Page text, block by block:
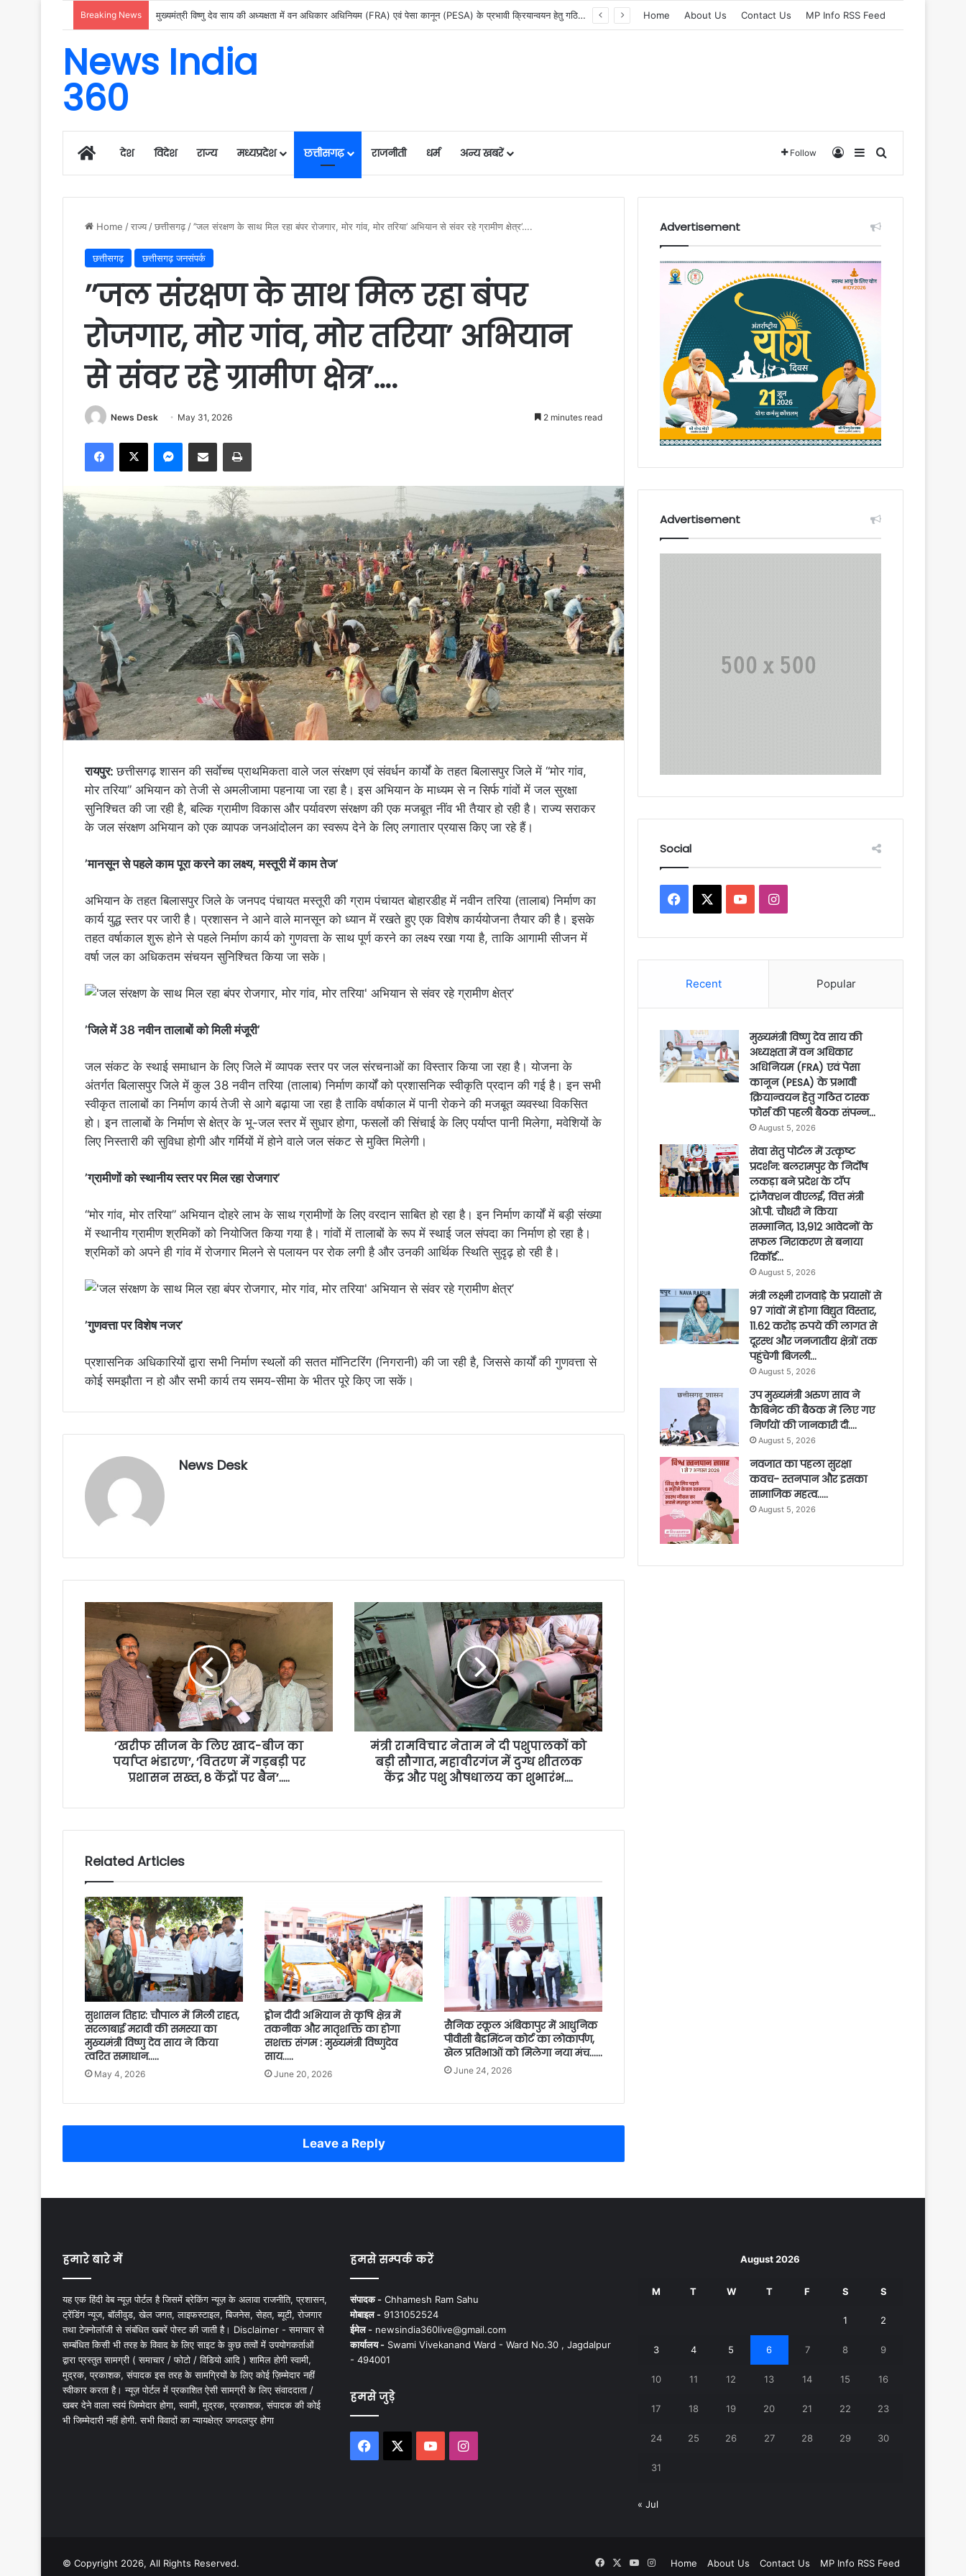
Breaking News सेवा सेतु पोर्टल में उत्कृष्ट प्रदर्शन: बलरामपुर के निर्दोष लकड़ा बने प्रदेश के टॉप ट्रांजैक्शन वीएलई, वित्त मंत्री ओ.पी. चौधरी ने किया सम्मानित, 13,912 आवेदनों के सफल निराकरण से बनाया रिकॉर्ड… Home About Us Contact Us MP Info RSS Feed
News India
360
Homeदेश विदेश राज्य मध्यप्रदेश छत्तीसगढ़ राजनीती धर्म अन्य खबरें Follow Log InSidebarSearch for
Home /राज्य /छत्तीसगढ़ /’’जल संरक्षण के साथ मिल रहा बंपर रोजगार, मोर गांव, मोर तरिया’ अभियान से संवर रहे ग्रामीण क्षेत्र’….
छत्तीसगढ़ छत्तीसगढ़ जनसंपर्क
’’जल संरक्षण के साथ मिल रहा बंपर
रोजगार, मोर गांव, मोर तरिया’ अभियान
से संवर रहे ग्रामीण क्षेत्र’….
News Desk May 31, 2026 2 minutes read
Facebook
X Messenger
Share via Email Print
रायपुर:छत्तीसगढ़ शासन की सर्वाेच्च प्राथमिकता वाले जल संरक्षण एवं संवर्धन कार्यों के तहत बिलासपुर जिले में “मोर गांव,
मोर तरिया” अभियान को तेजी से अमलीजामा पहनाया जा रहा है। इस अभियान के माध्यम से न सिर्फ गांवों में जल सुरक्षा
सुनिश्चित की जा रही है, बल्कि ग्रामीण विकास और पर्यावरण संरक्षण की एक मजबूत नींव भी तैयार हो रही है। राज्य सराकर
के जल संरक्षण अभियान को एक व्यापक जनआंदोलन का स्वरूप देने के लिए लगातार प्रयास किए जा रहे हैं।
’मानसून से पहले काम पूरा करने का लक्ष्य, मस्तूरी में काम तेज’
अभियान के तहत बिलासपुर जिले के जनपद पंचायत मस्तूरी की ग्राम पंचायत बोहारडीह में नवीन तरिया (तालाब) निर्माण का
कार्य युद्ध स्तर पर जारी है। प्रशासन ने आने वाले मानसून को ध्यान में रखते हुए एक विशेष कार्ययोजना तैयार की है। इसके
तहत वर्षाकाल शुरू होने से पहले निर्माण कार्य को गुणवत्ता के साथ पूर्ण करने का लक्ष्य रखा गया है, ताकि आगामी सीजन में
वर्षा जल का अधिकतम संचयन सुनिश्चित किया जा सके।
’जिले में 38 नवीन तालाबों को मिली मंजूरी’
जल संकट के स्थाई समाधान के लिए जिले में व्यापक स्तर पर जल संरचनाओं का विस्तार किया जा रहा है। योजना के
अंतर्गत बिलासपुर जिले में कुल 38 नवीन तरिया (तालाब) निर्माण कार्यों को प्रशासनिक स्वीकृति प्रदान की गई है। इन सभी
स्वीकृत तालाबों का निर्माण कार्य तेजी से आगे बढ़ाया जा रहा है ताकि वर्षाकाल में पानी रोकने की मजबूत व्यवस्था विकसित
हो। इन तालाबों के निर्माण से क्षेत्र के भू-जल स्तर में सुधार होगा, फसलों की सिंचाई के लिए पर्याप्त पानी मिलेगा, मवेशियों के
लिए निस्तारी की सुविधा होगी और गर्मियों में होने वाले जल संकट से मुक्ति मिलेगी।
’ग्रामीणों को स्थानीय स्तर पर मिल रहा रोजगार’
“मोर गांव, मोर तरिया” अभियान दोहरे लाभ के साथ ग्रामीणों के लिए वरदान साबित हो रहा है। इन निर्माण कार्यों में बड़ी संख्या
में स्थानीय ग्रामीण श्रमिकों को नियोजित किया गया है। गांवों में तालाबों के रूप में स्थाई जल संपदा का निर्माण हो रहा है।
श्रमिकों को अपने ही गांव में रोजगार मिलने से पलायन पर रोक लगी है और उनकी आर्थिक स्थिति सुदृढ़ हो रही है।
’गुणवत्ता पर विशेष नजर’
प्रशासनिक अधिकारियों द्वारा सभी निर्माण स्थलों की सतत मॉनिटरिंग (निगरानी) की जा रही है, जिससे कार्यों की गुणवत्ता से
कोई समझौता न हो और सभी कार्य तय समय-सीमा के भीतर पूरे किए जा सकें।
News Desk
’खरीफ सीजन के लिए खाद-बीज का
पर्याप्त भंडारण’, ’वितरण में गड़बड़ी पर
प्रशासन सख्त, 8 केंद्रों पर बैन’…..
मंत्री रामविचार नेताम ने दी पशुपालकों को
बड़ी सौगात, महावीरगंज में दुग्ध शीतलक
केंद्र और पशु औषधालय का शुभारंभ….
Related Articles
सुशासन तिहार: चौपाल में मिली राहत,
सरलाबाई मरावी की समस्या का
मुख्यमंत्री विष्णु देव साय ने किया
त्वरित समाधान…..
May 4, 2026
ड्रोन दीदी अभियान से कृषि क्षेत्र में
तकनीक और मातृशक्ति का होगा
सशक्त संगम : मुख्यमंत्री विष्णुदेव
साय…..
June 20, 2026
सैनिक स्कूल अंबिकापुर में आधुनिक
पीवीसी बैडमिंटन कोर्ट का लोकार्पण,
खेल प्रतिभाओं को मिलेगा नया मंच……
June 24, 2026
Leave a Reply
Advertisement
Advertisement
Social
Facebook YouTubeInstagram
Recent Popular
मुख्यमंत्री विष्णु देव साय की
अध्यक्षता में वन अधिकार
अधिनियम (FRA) एवं पेसा
कानून (PESA) के प्रभावी
क्रियान्वयन हेतु गठित टास्क
फोर्स की पहली बैठक संपन्न…
August 5, 2026
सेवा सेतु पोर्टल में उत्कृष्ट
प्रदर्शन: बलरामपुर के निर्दोष
लकड़ा बने प्रदेश के टॉप
ट्रांजैक्शन वीएलई, वित्त मंत्री
ओ.पी. चौधरी ने किया
सम्मानित, 13,912 आवेदनों के
सफल निराकरण से बनाया
रिकॉर्ड…
August 5, 2026
मंत्री लक्ष्मी राजवाड़े के प्रयासों से
97 गांवों में होगा विद्युत विस्तार,
11.62 करोड़ रुपये की लागत से
दूरस्थ और जनजातीय क्षेत्रों तक
पहुंचेगी बिजली…
August 5, 2026
उप मुख्यमंत्री अरुण साव ने
कैबिनेट की बैठक में लिए गए
निर्णयों की जानकारी दी….
August 5, 2026
नवजात का पहला सुरक्षा
कवच- स्तनपान और इसका
सामाजिक महत्व…..
August 5, 2026
हमारे बारे में
यह एक हिंदी वेब न्यूज़ पोर्टल है जिसमें ब्रेकिंग न्यूज़ के अलावा राजनीति, प्रशासन,
ट्रेंडिंग न्यूज, बॉलीवुड, खेल जगत, लाइफस्टाइल, बिजनेस, सेहत, ब्यूटी, रोजगार
तथा टेक्नोलॉजी से संबंधित खबरें पोस्ट की जाती है। Disclaimer - समाचार से
सम्बंधित किसी भी तरह के विवाद के लिए साइट के कुछ तत्वों में उपयोगकर्ताओं
द्वारा प्रस्तुत सामग्री ( समाचार / फोटो / विडियो आदि ) शामिल होगी स्वामी,
मुद्रक, प्रकाशक, संपादक इस तरह के सामग्रियों के लिए कोई ज़िम्मेदार नहीं
स्वीकार करता है। न्यूज़ पोर्टल में प्रकाशित ऐसी सामग्री के लिए संवाददाता /
खबर देने वाला स्वयं जिम्मेदार होगा, स्वामी, मुद्रक, प्रकाशक, संपादक की कोई
भी जिम्मेदारी नहीं होगी. सभी विवादों का न्यायक्षेत्र जगदलपुर होगा
हमसे सम्पर्क करें
संपादक -Chhamesh Ram Sahu
मोबाइल -9131052524
ईमेल - newsindia360live@gmail.com
कार्यालय -Swami Vivekanand Ward - Ward No.30 , Jagdalpur
- 494001
हमसे जुड़े
Facebook YouTubeInstagram
August 2026
M T W T F S S
1 2
3 4 5 6 7 8 9
10 11 12 13 14 15 16
17 18 19 20 21 22 23
24 25 26 27 28 29 30
31
« Jul
© Copyright 2026, All Rights Reserved. Home About Us Contact Us MP Info RSS Feed
Facebook
X YouTube
Instagram